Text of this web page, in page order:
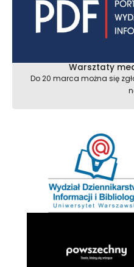
Warsztaty
Do 20 marca można się